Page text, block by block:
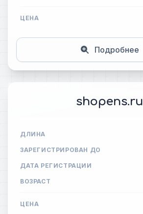
ЦЕНА
Подробнее
shopens.ru
ДЛИНА
ЗАРЕГИСТРИРОВАН ДО
ДАТА РЕГИСТРАЦИИ
ВОЗРАСТ
ЦЕНА